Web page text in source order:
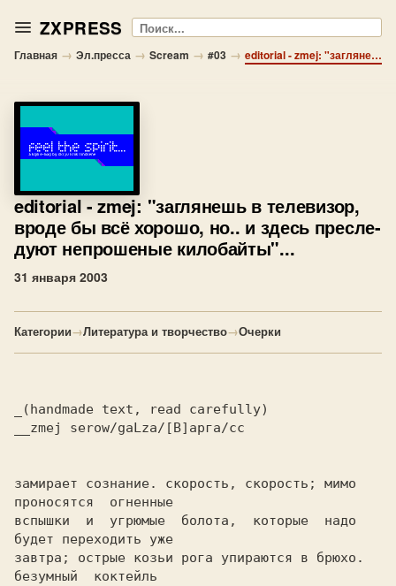
ZXPRESS Поиск
Главная → Эл.пресса → Scream → #03 → editorial - zmej: "заглянешь в телевизор, вроде бы всё хорошо, но.. и здесь пресле- дуют непрошеные килобайты"...
editorial - zmej: "заглянешь в телевизор,
вроде бы всё хорошо, но.. и здесь пресле-
дуют непрошеные килобайты"...
31 января 2003
Категории→Литература и творчество→Очерки
_(handmade text, read carefully)
__zmej serow/gaLza/[В]арга/cc
замирает сознание. скорость, скорость; мимо
проносятся  огненные
вспышки  и  угрюмые  болота,  которые  надо
будет переходить уже
завтра; острые козьи рога упираются в брюхо.
безумный  коктейль